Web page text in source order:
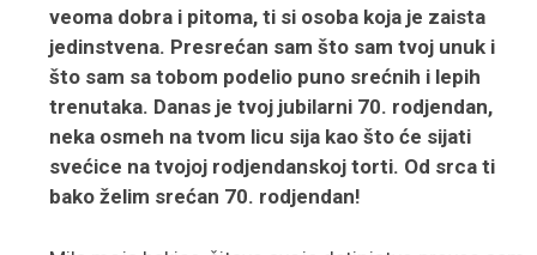
veoma dobra i pitoma, ti si osoba koja je zaista
jedinstvena. Presrećan sam što sam tvoj unuk i
što sam sa tobom podelio puno srećnih i lepih
trenutaka. Danas je tvoj jubilarni 70. rodjendan,
neka osmeh na tvom licu sija kao što će sijati
svećice na tvojoj rodjendanskoj torti. Od srca ti
bako želim srećan 70. rodjendan!